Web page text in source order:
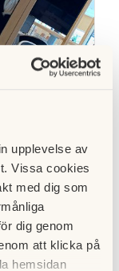
upplevelse av
Vissa cookies
med dig som
dig genom
att klicka på
hemsidan
har ökat
HSB Living
en
äldres
Smarta hem